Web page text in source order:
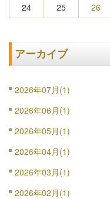
24
25 26
アーカイブ
2026年07月(1)
2026年06月(1)
2026年05月(1)
2026年04月(1)
2026年03月(1)
2026年02月(1)